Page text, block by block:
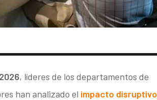
, líderes de los departamentos de
han analizado el impacto disruptivo